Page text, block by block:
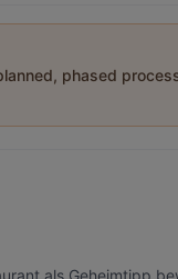
phased
als Geheimtipp